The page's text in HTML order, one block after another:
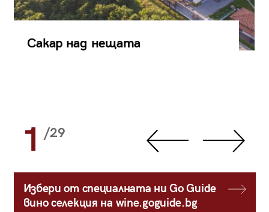
Сакар над нещата
1 /29
Избери от специалната ни Go Guide
вино селекция на wine.goguide.bg